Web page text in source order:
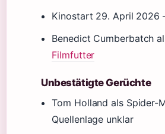
Kinostart 29. April 2026
Benedict Cumberbatch
Filmfutter
Unbestätigte Gerüchte
Tom Holland als Spider-
Quellenlage unklar